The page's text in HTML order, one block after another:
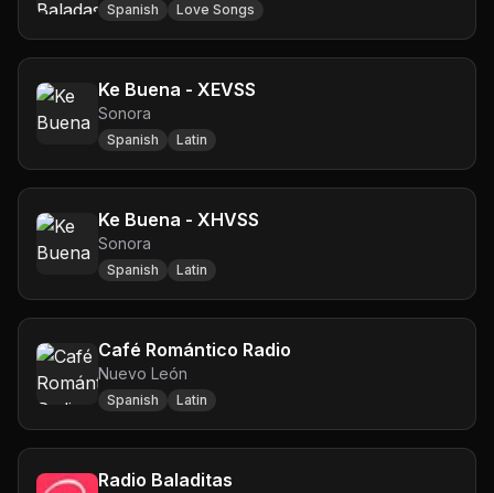
Spanish Love Songs
Ke Buena - XEVSS
Sonora
Spanish Latin
Ke Buena - XHVSS
Sonora
Spanish Latin
Café Romántico Radio
Nuevo León
Spanish Latin
Radio Baladitas